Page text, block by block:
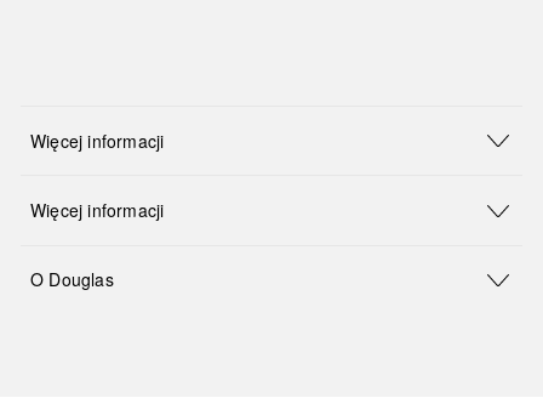
Więcej informacji
Więcej informacji
O Douglas